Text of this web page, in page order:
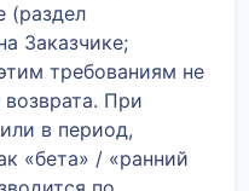
(раздел
Заказчике;
требованиям не
При
в период,
«бета» / «ранний